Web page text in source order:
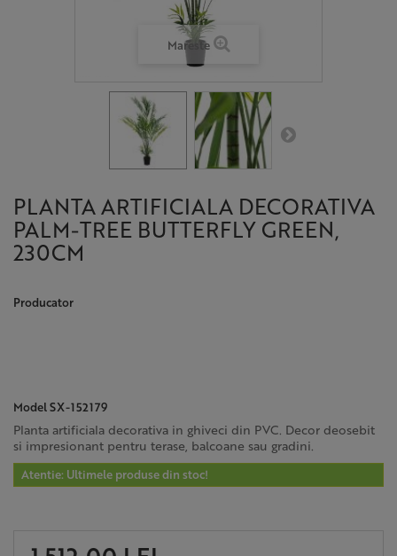
Mareste
PLANTA ARTIFICIALA DECORATIVA
PALM-TREE BUTTERFLY GREEN,
230CM
Producator
ModelSX-152179
Planta artificiala decorativa in ghiveci din PVC. Decor deosebit
si impresionant pentru terase, balcoane sau gradini.
Atentie: Ultimele produse din stoc!